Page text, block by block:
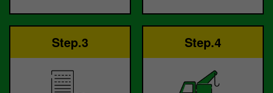
Step.3 Step.4